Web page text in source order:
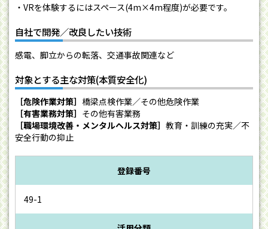
・VRを体験するにはスペース(4m×4m程度)が必要です。
自社で開発／改良したい技術
感電、脚立からの転落、交通事故関連など
対象とする主な対策(本質安全化)
［危険作業対策］ 橋梁点検作業／その他危険作業
［有害業務対策］ その他有害業務
［職場環境改善・メンタルヘルス対策］ 教育・訓練の充実／不
安全行動の抑止
登録番号
49-1